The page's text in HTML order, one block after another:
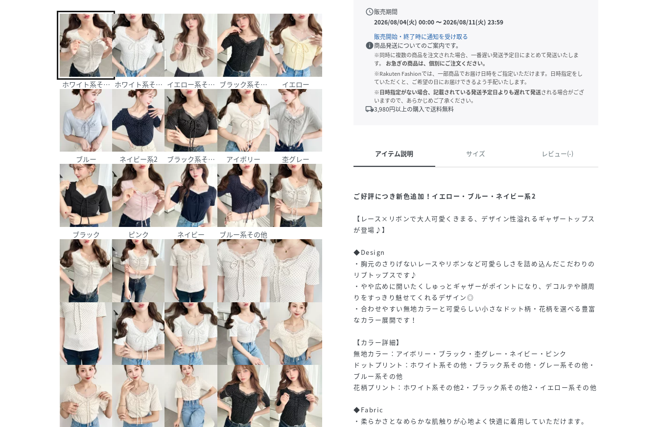
ホワイト系その他ホワイト系その他2イエロー系その他ブラック系その他2 イエロー
ブルー ネイビー系2 ブラック系その他 アイボリー 杢グレー
ブラック ピンク ネイビー ブルー系その他
schedule販売期間
2026/08/04(火) 00:00〜2026/08/11(火) 23:59
販売開始・終了時に通知を受け取る
info商品発送についてのご案内です。
※同時に複数の商品を注文された場合、一番遅い発送予定日にまとめて発送いたしま
す。
お急ぎの商品は、個別にご注文ください。
※Rakuten Fashionでは、一部商品でお届け日時をご指定いただけます。日時指定をし
ていただくと、ご希望の日にお届けできるよう手配いたします。
※日時指定がない場合、記載されている発送予定日よりも遅れて発送される場合がござ
いますので、あらかじめご了承ください。
local_shipping3,980円以上の購入で送料無料
アイテム説明 サイズ レビュー(-)
ご好評につき新色追加！イエロー・ブルー・ネイビー系2
【レース×リボンで大人可愛くきまる、デザイン性溢れるギャザートップス
が登場♪】
◆Design
・胸元のさりげないレースやリボンなど可愛らしさを詰め込んだこだわりの
リブトップスです♪
・やや広めに開いたくしゅっとギャザーがポイントになり、デコルテや顔周
りをすっきり魅せてくれるデザイン◎
・合わせやすい無地カラーと可愛らしい小さなドット柄・花柄を選べる豊富
なカラー展開です！
【カラー詳細】
無地カラー：アイボリー・ブラック・杢グレー・ネイビー・ピンク
ドットプリント：ホワイト系その他・ブラック系その他・グレー系その他・
ブルー系その他
花柄プリント：ホワイト系その他2・ブラック系その他2・イエロー系その他
◆Fabric
・柔らかさとなめらかな肌触りが心地よく快適に着用していただけます。